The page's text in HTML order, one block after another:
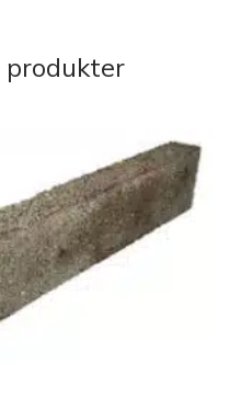
produkter